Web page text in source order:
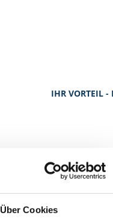
Über Cookies
IHR VORTEIL -